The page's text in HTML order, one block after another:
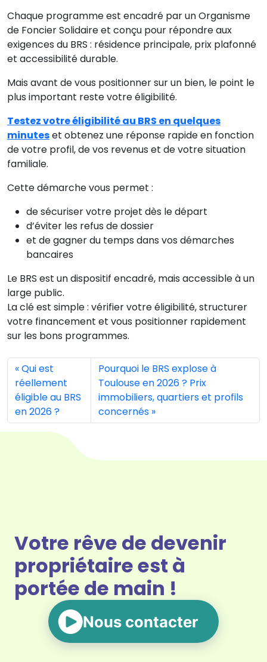
Chaque programme est encadré par un Organisme
de Foncier Solidaire et conçu pour répondre aux
exigences du BRS : résidence principale, prix plafonné
et accessibilité durable.
Mais avant de vous positionner sur un bien, le point le
plus important reste votre éligibilité.
Testez votre éligibilité au BRS en quelques
minuteset obtenez une réponse rapide en fonction
de votre profil, de vos revenus et de votre situation
familiale.
Cette démarche vous permet :
de sécuriser votre projet dès le départ
d’éviter les refus de dossier
et de gagner du temps dans vos démarches
bancaires
Le BRS est un dispositif encadré, mais accessible à un
large public.
La clé est simple : vérifier votre éligibilité, structurer
votre financement et vous positionner rapidement
sur les bons programmes.
Qui est
réellement
éligible au BRS
en 2026 ?
Pourquoi le BRS explose à
Toulouse en 2026 ? Prix
immobiliers, quartiers et profils
concernés
Votre rêve de devenir
propriétaire est à
portée de main !
Nous contacter